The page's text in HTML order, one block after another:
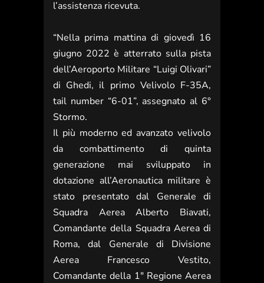
l’assistenza ricevuta.
“Nella prima mattina di giovedì 16
giugno 2022 è atterrato sulla pista
dell’Aeroporto Militare “Luigi Olivari”
di Ghedi, il primo Velivolo F-35A,
tail number “6-01”, assegnato al 6°
Stormo.
Il più moderno ed avanzato velivolo
da combattimento di quinta
generazione mai sviluppato in
dotazione all’Aeronautica militare è
stato presentato dal Generale di
Squadra Aerea Alberto Biavati,
Comandante della Squadra Aerea di
Roma, dal Generale di Divisione
Aerea Francesco Vestito,
Comandante della 1″ Regione Aerea